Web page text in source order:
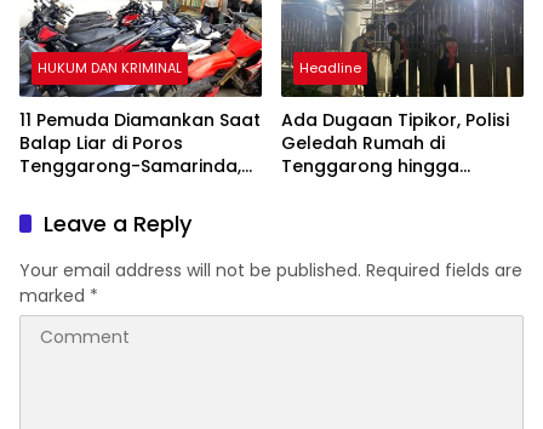
HUKUM DAN KRIMINAL
11 Pemuda Diamankan Saat
Balap Liar di Poros
Tenggarong-Samarinda,
Bulan
Headline
Ada Dugaan Tipikor, Polisi
Geledah Rumah di
Tenggarong hingga
Leave a Reply
Your email address will not be published. Required fields are
marked *